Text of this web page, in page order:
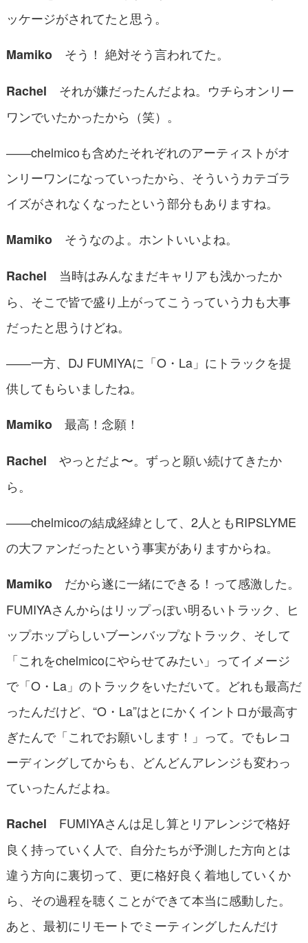
ッケージがされてたと思う。
Mamikoそう！ 絶対そう言われてた。
Rachel それが嫌だったんだよね。ウチらオンリー
ワンでいたかったから（笑）。
――chelmicoも含めたそれぞれのアーティストがオ
ンリーワンになっていったから、そういうカテゴラ
イズがされなくなったという部分もありますね。
Mamikoそうなのよ。ホントいいよね。
Rachel 当時はみんなまだキャリアも浅かったか
ら、そこで皆で盛り上がってこうっていう力も大事
だったと思うけどね。
――一方、DJ FUMIYAに「O・La」にトラックを提
供してもらいましたね。
Mamiko最高！念願！
Rachel やっとだよ〜。ずっと願い続けてきたか
ら。
――chelmicoの結成経緯として、2人ともRIPSLYME
の大ファンだったという事実がありますからね。
Mamikoだから遂に一緒にできる！って感激した。
FUMIYAさんからはリップっぽい明るいトラック、ヒ
ップホップらしいブーンバップなトラック、そして
「これをchelmicoにやらせてみたい」ってイメージ
で「O・La」のトラックをいただいて。どれも最高だ
ったんだけど、“O・La”はとにかくイントロが最高す
ぎたんで「これでお願いします！」って。でもレコ
ーディングしてからも、どんどんアレンジも変わっ
ていったんだよね。
Rachel FUMIYAさんは足し算とリアレンジで格好
良く持っていく人で、自分たちが予測した方向とは
違う方向に裏切って、更に格好良く着地していくか
ら、その過程を聴くことができて本当に感動した。
あと、最初にリモートでミーティングしたんだけ